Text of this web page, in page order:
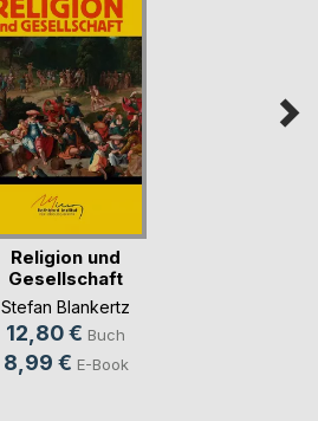
Religion und
Gesellschaft
Stefan Blankertz
12,80 € Buch
8,99 € E-Book